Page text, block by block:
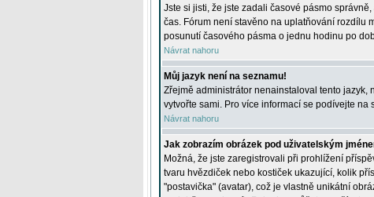
Jste si jisti, že jste zadali časové pásmo
čas. Fórum není stavěno na uplatňování rozdílu
posunutí časového pásma o jednu hodinu po
Návrat nahoru
Můj jazyk není na seznamu!
Zřejmě administrátor nenainstaloval tento
vytvořte sami. Pro více informací se podívejte na
Návrat nahoru
Jak zobrazím obrázek pod uživatelským
Možná, že jste zaregistrovali při prohlížení
tvaru hvězdiček nebo kostiček ukazující, kolik
"postavička" (avatar), což je vlastně unikátní